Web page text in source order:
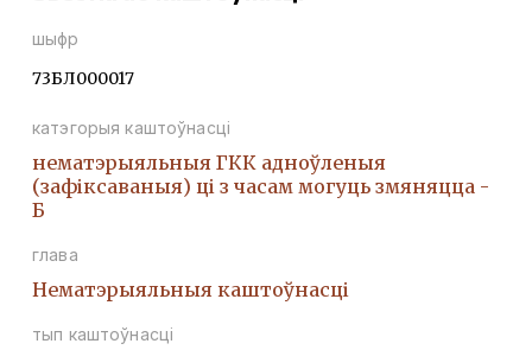
шыфр
73БЛ000017
катэгорыя каштоўнасці
нематэрыяльныя ГКК адноўленыя
(зафіксаваныя) ці з часам могуць змяняцца -
Б
глава
Нематэрыяльныя каштоўнасці
тып каштоўнасці